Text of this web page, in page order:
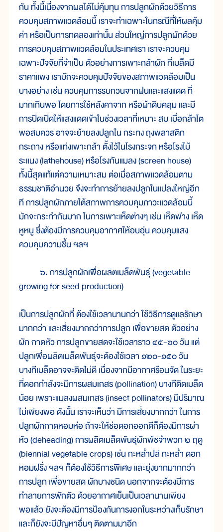
กัน ทั้งนี้เนื่องจากผลได้ไม่คุ้มทุน การปลูกผักด้วยวิธีการ
ควบคุมสภาพแวดล้อมนี้ เราจะทำเฉพาะในกรณีที่ให้ผลคุ้ม
ค่า หรือเป็นการทดลองเท่านั้น ส่วนใหญ่การปลูกผักด้วย
การควบคุมสภาพแวดล้อมในประเทศเรา เราจะควบคุม
เฉพาะปัจจัยที่จำเป็น ตัวอย่างการเพาะกล้าผัก ที่เมล็ดมี
ราคาแพง เรามักจะควบคุมปัจจัยของสภาพแวดล้อมเป็น
บางอย่าง เช่น ควบคุมการรบกวนจากฝนและแสงแดด ที่
มากเกินพอ โดยการใช้หลังคาจาก หรือผ้าดิบคลุม และมี
การปิดเปิดให้แสงแดดเข้าในช่วงเวลาที่เหมาะ สม เมื่อกล้าโต
พอสมควร อาจจะย้ายลงปลูกใน กระทง ถุงพลาสติก
กระถาง หรือแท่งเพาะกล้า ตั้งไว้ในโรงกระจก หรือโรงไม้
ระแนง (lathehouse) หรือโรงกันแมลง (screen house)
ทั้งนี้สุดแท้แต่ความเหมาะสม ต่อเมื่อสภาพแวดล้อมตาม
ธรรมชาติอำนวย จึงจะทำการย้ายลงปลูกในแปลงใหญ่อีก
ที การปลูกผักภายใต้สภาพการควบคุมภาวะแวดล้อมนี้
มักจะกระทำกันมาก ในการเพาะเห็ดต่างๆ เช่น เห็ดฟาง เห็ด
หูหนู ซึ่งต้องมีการควบคุมอากาศให้อบอุ่น ควบคุมแสง
ควบคุมความชื้น ฯลฯ
๖. การปลูกผักเพื่อผลิตเมล็ดพันธุ์ (vegetable
growing for seed production)
เป็นการปลูกผักที่ ต้องใช้เวลานานกว่า ใช้วิธีการดูแลรักษา
มากกว่า และเสี่ยงมากกว่าการปลูก เพื่อขายสด ตัวอย่าง
ผัก กาดหัว การปลูกขายสดจะใช้เวลาราว ๔๕-๖๐ วัน แต่
ปลูกเพื่อผลิตเมล็ดพันธุ์จะต้องใช้เวลา ๑๒๐-๑๕๐ วัน
บางทีเมล็ดอาจจะติดไม่ดี เนื่องจากมีอากาศร้อนจัด ในระยะ
ที่ดอกกำลังจะมีการผสมเกสร (pollination) บางทีติดเมล็ด
น้อย เพราะแมลงผสมเกสร (insect pollinators) มีปริมาณ
ไม่เพียงพอ ดังนั้น เราจะเห็นว่า มีการเสี่ยงมากกว่า ในการ
ปลูกผักกาดหอมห่อ ถ้าจะให้ช่อดอกออกดีก็ต้องมีการผ่า
หัว (deheading) การผลิตเมล็ดพันธุ์ผักพืชจำพวก ๒ ฤดู
(biennial vegetable crops) เช่น กะหล่ำปลี กะหล่ำ ดอก
หอมฝรั่ง ฯลฯ ก็ต้องใช้วิธีการพิเศษ และยุ่งยากมากกว่า
การปลูก เพื่อขายสด ผักบางชนิด นอกจากจะต้องมีการ
ทำลายการพักตัว ด้วยอากาศเย็นเป็นเวลานานเพียง
พอแล้ว ยังจะต้องมีการป้องกันการงอกในระหว่างเก็บรักษา
และก็ยังจะมีปัญหาอื่นๆ ติดตามมาอีก